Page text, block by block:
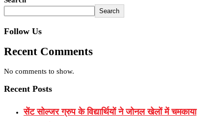
Search
Follow Us
Recent Comments
No comments to show.
Recent Posts
सेंट सोल्जर ग्रुप के विद्यार्थियों ने जोनल खेलों में चमकाया